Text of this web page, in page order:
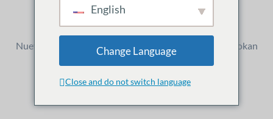
Qué
Nuevos lanzamientos, mejoras y actualizaciones de Dokan
English
Change Language
Close and do not switch language